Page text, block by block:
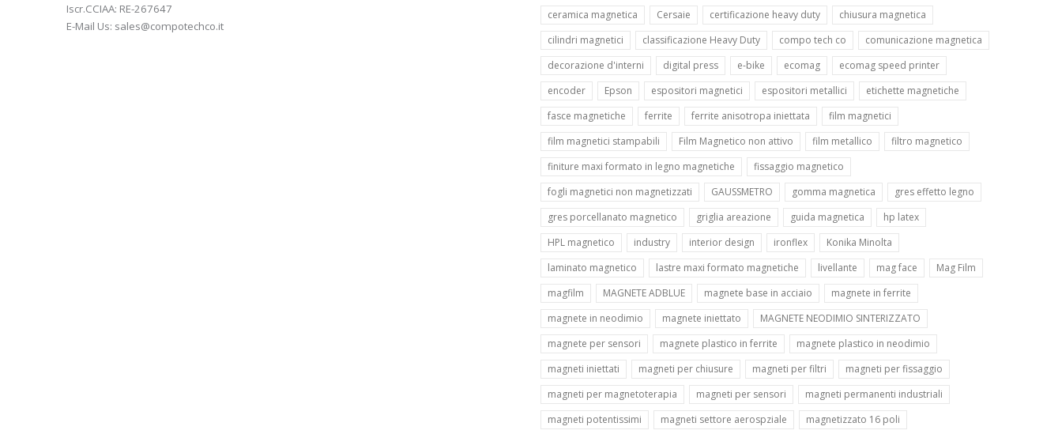
Iscr.CCIAA: RE-267647
E-Mail Us: sales@compotechco.it
ceramica magnetica
Cersaie certificazione heavy duty
chiusura magnetica
cilindri magnetici
classificazione Heavy Duty compo tech co
comunicazione magnetica
decorazione d'interni
digital press e-bike ecomag
ecomag speed printer
encoder
Epson espositori magnetici espositori metallici
etichette magnetiche
fasce magnetiche
ferrite ferrite anisotropa iniettata
film magnetici
film magnetici stampabili
Film Magnetico non attivo film metallico
filtro magnetico
finiture maxi formato in legno magnetiche
fissaggio magnetico
fogli magnetici non magnetizzati
GAUSSMETRO gomma magnetica
gres effetto legno
gres porcellanato magnetico
griglia areazione guida magnetica
hp latex
HPL magnetico
industry interior design ironflex
Konika Minolta
laminato magnetico
lastre maxi formato magnetiche livellante mag face
Mag Film
magfilm
MAGNETE ADBLUE magnete base in acciaio
magnete in ferrite
magnete in neodimio
magnete iniettato
MAGNETE NEODIMIO SINTERIZZATO
magnete per sensori
magnete plastico in ferrite
magnete plastico in neodimio
magneti iniettati
magneti per chiusure magneti per filtri
magneti per fissaggio
magneti per magnetoterapia
magneti per sensori
magneti permanenti industriali
magneti potentissimi
magneti settore aerospziale magnetizzato 16 poli